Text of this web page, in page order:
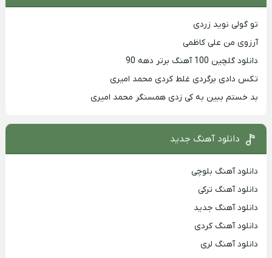
تو گولی نوید زردی
آرزوی من علی کاظمی
دانلود گلچین 100 آهنگ برتر دهه 90
تکس دادی برگردی غلط کردی محمد امیری
بد خستم ببین به کی زدی همسنگر محمد امیری
دانلود آهنگ جدید
دانلود آهنگ بلوچی
دانلود آهنگ ترکی
دانلود آهنگ جدید
دانلود آهنگ کردی
دانلود آهنگ لری